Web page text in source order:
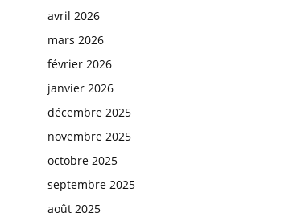
avril 2026
mars 2026
février 2026
janvier 2026
décembre 2025
novembre 2025
octobre 2025
septembre 2025
août 2025